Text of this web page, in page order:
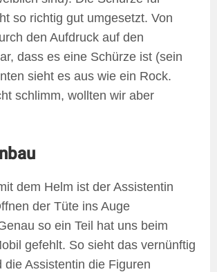
so richtig gut umgesetzt. Von
den Aufdruck auf den
dass es eine Schürze ist (sein
sieht es aus wie ein Rock.
schlimm, wollten wir aber
dem Helm ist der Assistentin
der Tüte ins Auge
so ein Teil hat uns beim
gefehlt. So sieht das vernünftig
die Assistentin die Figuren